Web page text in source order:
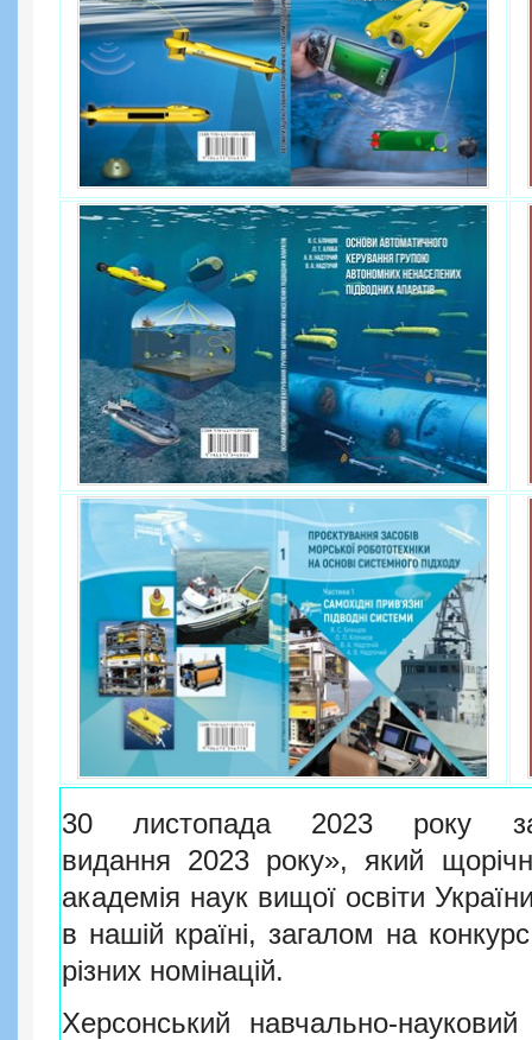
30 листопада 2023 року
видання 2023 року», який
академія наук вищої освіти
в нашій країні, загалом на
різних номінацій.
Херсонський навчально-